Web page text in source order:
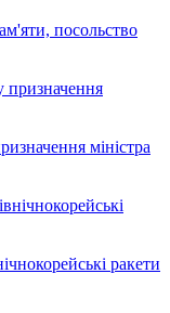
посольство
міністра
ракети